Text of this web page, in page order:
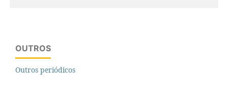
OUTROS
Outros periódicos